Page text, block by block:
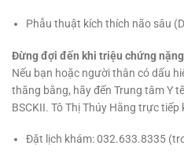
Phẫu thuật kích thích não sâu
Đừng đợi đến khi triệu chứng
Nếu bạn hoặc người thân có dấu
thăng bằng, hãy đến Trung tâm Y
BSCKII. Tô Thị Thúy Hằng trực
Đặt lịch khám: 032.633.8335